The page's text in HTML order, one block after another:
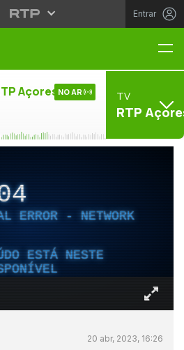
Entrar
Açores NO AR TV
RTP
ERROR - NETWORK
ESTÁ NESTE
20 abr, 2023, 16:26